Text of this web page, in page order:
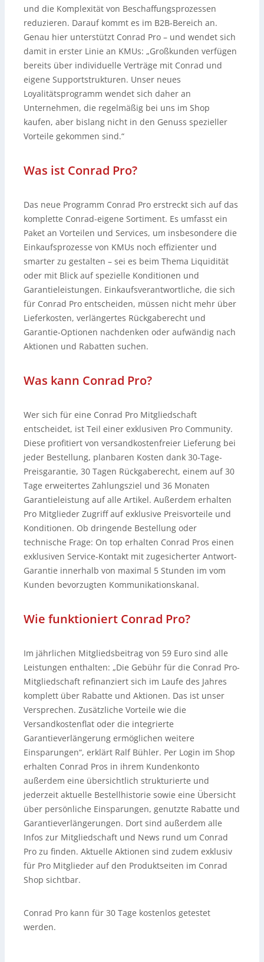
und die Komplexität von Beschaffungsprozessen
reduzieren. Darauf kommt es im B2B-Bereich an.
Genau hier unterstützt Conrad Pro – und wendet sich
damit in erster Linie an KMUs: „Großkunden verfügen
bereits über individuelle Verträge mit Conrad und
eigene Supportstrukturen. Unser neues
Loyalitätsprogramm wendet sich daher an
Unternehmen, die regelmäßig bei uns im Shop
kaufen, aber bislang nicht in den Genuss spezieller
Vorteile gekommen sind.“
Was ist Conrad Pro?
Das neue Programm Conrad Pro erstreckt sich auf das
komplette Conrad-eigene Sortiment. Es umfasst ein
Paket an Vorteilen und Services, um insbesondere die
Einkaufsprozesse von KMUs noch effizienter und
smarter zu gestalten – sei es beim Thema Liquidität
oder mit Blick auf spezielle Konditionen und
Garantieleistungen. Einkaufsverantwortliche, die sich
für Conrad Pro entscheiden, müssen nicht mehr über
Lieferkosten, verlängertes Rückgaberecht und
Garantie-Optionen nachdenken oder aufwändig nach
Aktionen und Rabatten suchen.
Was kann Conrad Pro?
Wer sich für eine Conrad Pro Mitgliedschaft
entscheidet, ist Teil einer exklusiven Pro Community.
Diese profitiert von versandkostenfreier Lieferung bei
jeder Bestellung, planbaren Kosten dank 30-Tage-
Preisgarantie, 30 Tagen Rückgaberecht, einem auf 30
Tage erweitertes Zahlungsziel und 36 Monaten
Garantieleistung auf alle Artikel. Außerdem erhalten
Pro Mitglieder Zugriff auf exklusive Preisvorteile und
Konditionen. Ob dringende Bestellung oder
technische Frage: On top erhalten Conrad Pros einen
exklusiven Service-Kontakt mit zugesicherter Antwort-
Garantie innerhalb von maximal 5 Stunden im vom
Kunden bevorzugten Kommunikationskanal.
Wie funktioniert Conrad Pro?
Im jährlichen Mitgliedsbeitrag von 59 Euro sind alle
Leistungen enthalten: „Die Gebühr für die Conrad Pro-
Mitgliedschaft refinanziert sich im Laufe des Jahres
komplett über Rabatte und Aktionen. Das ist unser
Versprechen. Zusätzliche Vorteile wie die
Versandkostenflat oder die integrierte
Garantieverlängerung ermöglichen weitere
Einsparungen“, erklärt Ralf Bühler. Per Login im Shop
erhalten Conrad Pros in ihrem Kundenkonto
außerdem eine übersichtlich strukturierte und
jederzeit aktuelle Bestellhistorie sowie eine Übersicht
über persönliche Einsparungen, genutzte Rabatte und
Garantieverlängerungen. Dort sind außerdem alle
Infos zur Mitgliedschaft und News rund um Conrad
Pro zu finden. Aktuelle Aktionen sind zudem exklusiv
für Pro Mitglieder auf den Produktseiten im Conrad
Shop sichtbar.
Conrad Pro kann für 30 Tage kostenlos getestet
werden.